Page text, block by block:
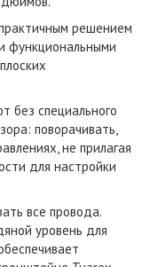
решением
функциональными
без специального
поворачивать,
не прилагая
для настройки
все провода.
уровень для